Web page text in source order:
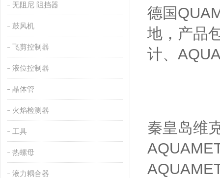
无阻尼 阻挡器
鼓风机
飞剪控制器
液位控制器
晶体管
火焰检测器
工具
热螺母
液力耦合器
德国
地，产品
计、
秦皇岛维